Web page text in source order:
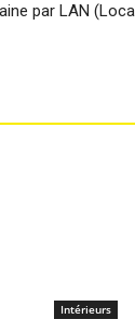
par LAN
Intérieurs